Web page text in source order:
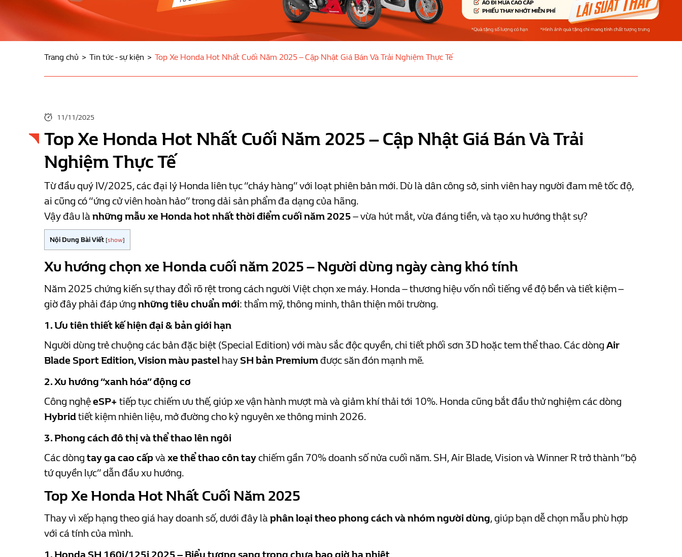
Trang chủ Tin tức - sự kiện Top Xe Honda Hot Nhất Cuối Năm 2025 – Cập Nhật Giá Bán Và Trải Nghiệm Thực Tế
11/11/2025
Top Xe Honda Hot Nhất Cuối Năm 2025 – Cập Nhật Giá Bán Và Trải
Nghiệm Thực Tế
Từ đầu quý IV/2025, các đại lý Honda liên tục “cháy hàng” với loạt phiên bản mới. Dù là dân công sở, sinh viên hay người đam mê tốc độ,
ai cũng có “ứng cử viên hoàn hảo” trong dải sản phẩm đa dạng của hãng.
Vậy đâu là những mẫu xe Honda hot nhất thời điểm cuối năm 2025– vừa hút mắt, vừa đáng tiền, và tạo xu hướng thật sự?
Nội Dung Bài Viết [show]
Xu hướng chọn xe Honda cuối năm 2025 – Người dùng ngày càng khó tính
Năm 2025 chứng kiến sự thay đổi rõ rệt trong cách người Việt chọn xe máy. Honda – thương hiệu vốn nổi tiếng về độ bền và tiết kiệm –
giờ đây phải đáp ứng những tiêu chuẩn mới: thẩm mỹ, thông minh, thân thiện môi trường.
1. Ưu tiên thiết kế hiện đại & bản giới hạn
Người dùng trẻ chuộng các bản đặc biệt (Special Edition) với màu sắc độc quyền, chi tiết phối sơn 3D hoặc tem thể thao. Các dòng Air
Blade Sport Edition, Vision màu pastelhay SH bản Premiumđược săn đón mạnh mẽ.
2. Xu hướng “xanh hóa” động cơ
Công nghệeSP+ tiếp tục chiếm ưu thế, giúp xe vận hành mượt mà và giảm khí thải tới 10%. Honda cũng bắt đầu thử nghiệm các dòng
Hybridtiết kiệm nhiên liệu, mở đường cho kỷ nguyên xe thông minh 2026.
3. Phong cách đô thị và thể thao lên ngôi
Các dòng tay ga cao cấpvà xe thể thao côn taychiếm gần 70% doanh số nửa cuối năm. SH, Air Blade, Vision và Winner R trở thành “bộ
tứ quyền lực” dẫn đầu xu hướng.
Top Xe Honda Hot Nhất Cuối Năm 2025
Thay vì xếp hạng theo giá hay doanh số, dưới đây là phân loại theo phong cách và nhóm người dùng, giúp bạn dễ chọn mẫu phù hợp
với cá tính của mình.
1. Honda SH 160i/125i 2025 – Biểu tượng sang trọng chưa bao giờ hạ nhiệt